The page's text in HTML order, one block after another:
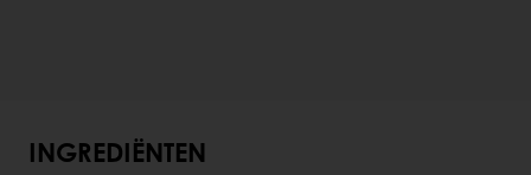
INGREDIËNTEN